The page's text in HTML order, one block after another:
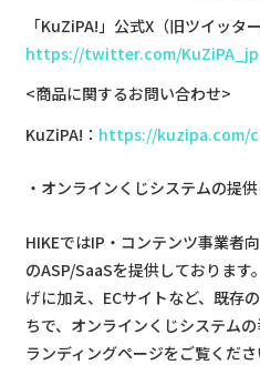
「KuZiPA!」公式X（旧ツイッタ
https://twitter.com/KuZiPA_jp
<商品に関するお問い合わせ>
KuZiPA!： https://kuzipa.com/
オンラインくじシステムの提
HIKEではIP・コンテンツ事業者
のASP/SaaSを提供しておりま
げに加え、ECサイトなど、既存
ちで、オンラインくじシステム
ランディングページをご覧くださ